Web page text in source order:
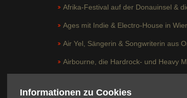
Informationen zu Cookies
Afrika-Festival auf der Donauinsel &
Ages mit Indie & Electro-House in
Air Yel, Sängerin & Songwriterin aus
Airbourne, die Hardrock- und Heavy
Akkordeonfestival in Wien: Manuela